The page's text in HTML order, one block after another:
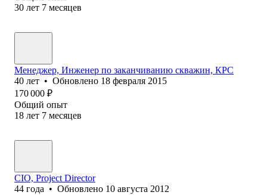
30 лет 7 месяцев
Менеджер, Инженер по заканчиванию скважин, КРС
40 лет • Обновлено 18 февраля 2015
170 000 ₽
Общий опыт
18 лет 7 месяцев
CIO, Project Director
44 года • Обновлено 10 августа 2012